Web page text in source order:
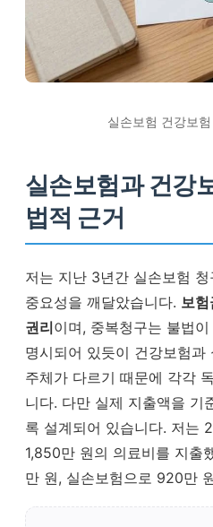
실손보험 건강보
실손보험과 건강
법적 근거
저는 지난 3년간 실손보험
중요성을 깨달았습니다. 보
권리이며, 중복청구는 불법
명시되어 있듯이 건강보험과
주체가 다르기 때문에 각각
니다. 다만 실제 지출액을 기
록 설계되어 있습니다. 저는
1,850만 원의 의료비를 지출
만 원, 실손보험으로 920만